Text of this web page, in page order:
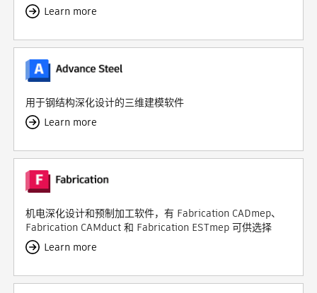
Learn more
用于钢结构深化设计的三维建模软件
Learn more
机电深化设计和预制加工软件，有 Fabrication CADmep、
Fabrication CAMduct 和 Fabrication ESTmep 可供选择
Learn more